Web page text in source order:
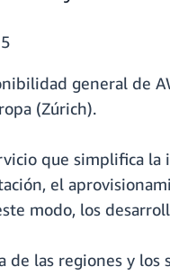
general de
(Zúrich).
que simplifica
el
modo, los
las regiones y los